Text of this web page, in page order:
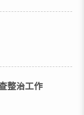
整治工作